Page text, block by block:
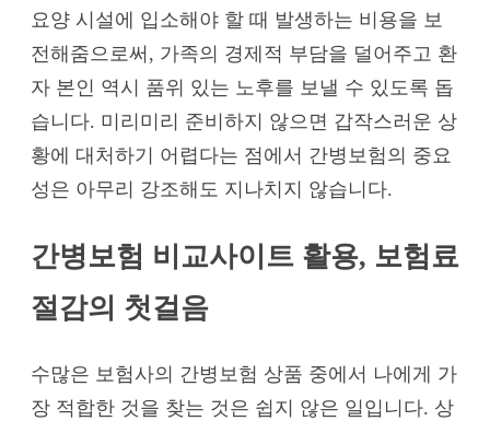
요양 시설에 입소해야 할 때 발생하는 비용을 보
전해줌으로써, 가족의 경제적 부담을 덜어주고 환
자 본인 역시 품위 있는 노후를 보낼 수 있도록 돕
습니다. 미리미리 준비하지 않으면 갑작스러운 상
황에 대처하기 어렵다는 점에서 간병보험의 중요
성은 아무리 강조해도 지나치지 않습니다.
간병보험 비교사이트 활용, 보험료
절감의 첫걸음
수많은 보험사의 간병보험 상품 중에서 나에게 가
장 적합한 것을 찾는 것은 쉽지 않은 일입니다. 상